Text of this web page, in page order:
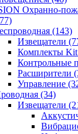
Охранно-
(143)
Извещатели
Комплекты Kit
Контрольные
Расширители
Управление
(34)
Извещатели